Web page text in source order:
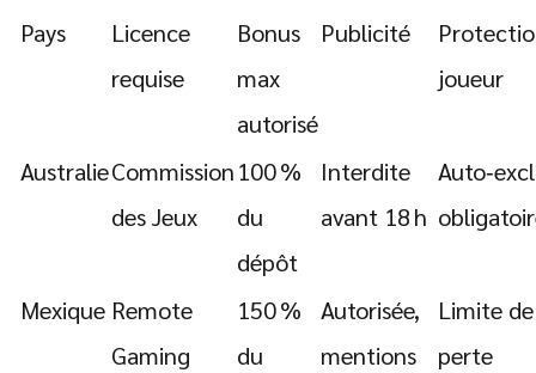
Pays
Licence
requise
Bonus
max
autorisé
Publicité
joueur
AustralieCommission
des Jeux
100 %
du
dépôt
Interdite
avant 18 h
Mexique Remote
Gaming
150 %
du
Autorisée,
mentions
Limite de
perte